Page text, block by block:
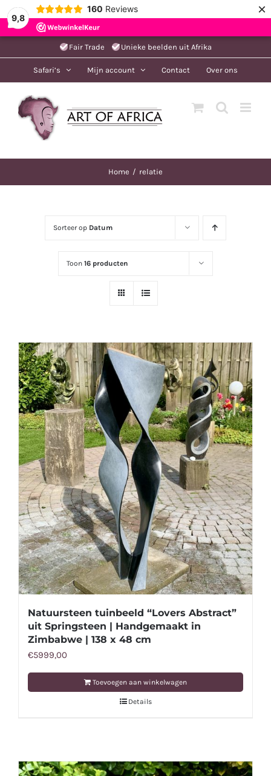
9,8
160 Reviews ×
naar
Fair Trade Unieke beelden uit Afrika
Safari’s Mijn account Contact Over ons
Home relatie
Sorteer op Datum
Toon16 producten
Natuursteen tuinbeeld “Lovers Abstract”
uit Springsteen | Handgemaakt in
Zimbabwe | 138 x 48 cm
€5999,00
Toevoegen aan winkelwagen
Details